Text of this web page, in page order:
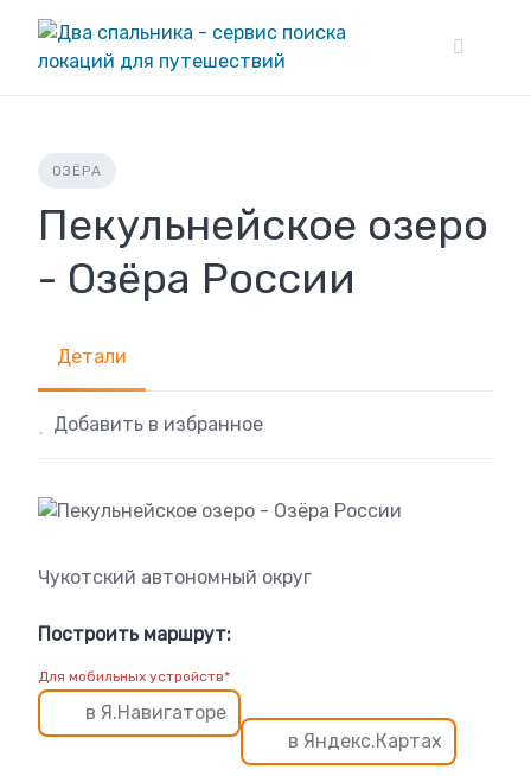
content
ОЗЁРА
Пекульнейское озеро
- Озёра России
Детали
Добавить в избранное
Чукотский автономный округ
Построить маршрут:
Для мобильных устройств*
в Я.Навигаторе
в Яндекс.Картах